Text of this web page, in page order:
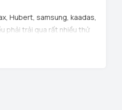
Hubert, samsung, kaadas,
phải trải qua rất nhiều thử